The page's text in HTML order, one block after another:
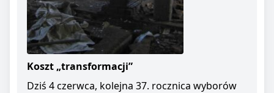
Koszt „transformacji”
Dziś 4 czerwca, kolejna 37. rocznica wyborów